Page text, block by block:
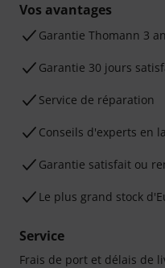
Vos avantages
Ga­ran­tie Thomann 3
Garantie 30 jours
Service de réparation
Conseils d'experts en
Garantie satisfait ou
Le plus grand stock
Service
Frais de port et délais de